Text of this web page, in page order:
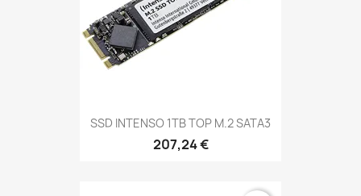
SSD INTENSO 1TB TOP M.2 SATA3
207,24 €